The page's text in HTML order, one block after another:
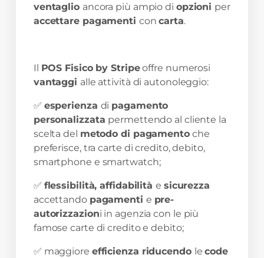
ventaglio ancora più ampio di opzioni per
accettare pagamenti concarta.
Il POS Fisico by Stripeoffre numerosi
vantaggi alle attività di autonoleggio:
✅ esperienza di pagamento
personalizzata permettendo al cliente la
scelta del metodo di pagamentoche
preferisce, tra carte di credito, debito,
smartphone e smartwatch;
✅ flessibilità, affidabilità e sicurezza
accettando pagamenti e pre-
autorizzazioni in agenzia con le più
famose carte di credito e debito;
✅ maggiore efficienza riducendo lecode